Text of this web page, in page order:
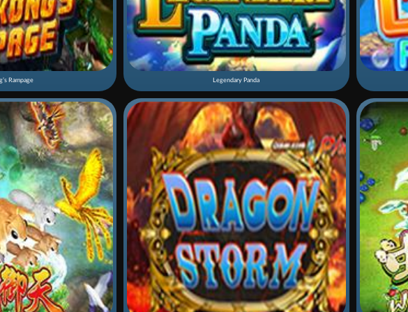
Rampage Legendary Panda